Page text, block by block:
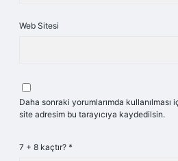
Web Sitesi
Daha sonraki yorumlarımda kullanılması
site adresim bu tarayıcıya kaydedilsin.
7 + 8 kaçtır? *